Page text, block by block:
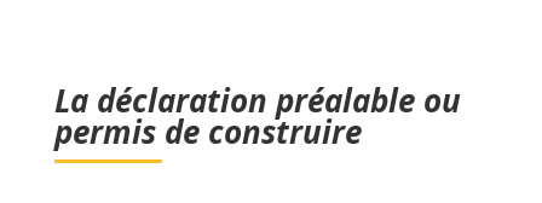
La déclaration préalable ou
permis de construire